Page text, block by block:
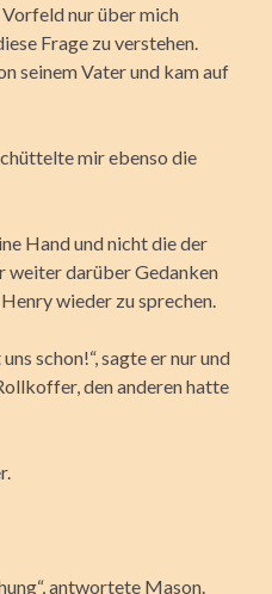
nur über mich
Frage zu verstehen.
seinem Vater und kam auf
mir ebenso die
Hand und nicht die der
weiter darüber Gedanken
wieder zu sprechen.
schon!“, sagte er nur und
den anderen hatte
antwortete Mason.